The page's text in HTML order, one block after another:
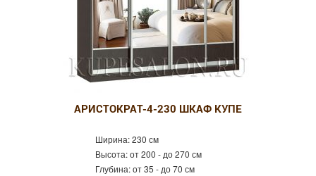
АРИСТОКРАТ-4-230 ШКАФ КУПЕ
Ширина:230 см
Высота:от 200 - до 270 см
Глубина:от 35 - до 70 см